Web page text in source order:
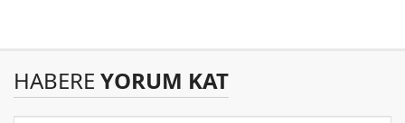
HABERE YORUM KAT